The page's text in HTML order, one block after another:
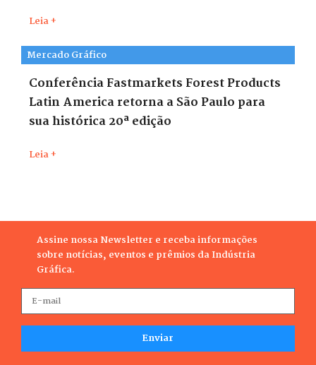
Leia +
Mercado Gráfico
Conferência Fastmarkets Forest Products
Latin America retorna a São Paulo para
sua histórica 20ª edição
Leia +
Assine nossa Newsletter e receba informações
sobre notícias, eventos e prêmios da Indústria
Gráfica.